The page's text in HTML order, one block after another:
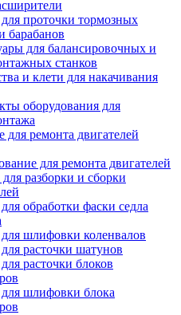
проточки тормозных
барабанов
для балансировочных и
станков
и клети для накачивания
оборудования для
для ремонта двигателей
для ремонта двигателей
разборки и сборки
обработки фаски седла
шлифовки коленвалов
расточки шатунов
расточки блоков
шлифовки блока